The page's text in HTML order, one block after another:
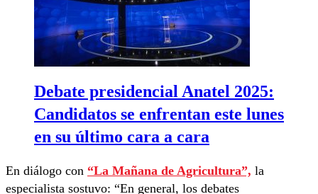
Debate presidencial Anatel 2025:
Candidatos se enfrentan este lunes
en su último cara a cara
En diálogo con “La Mañana de Agricultura”, la
especialista sostuvo: “En general, los debates